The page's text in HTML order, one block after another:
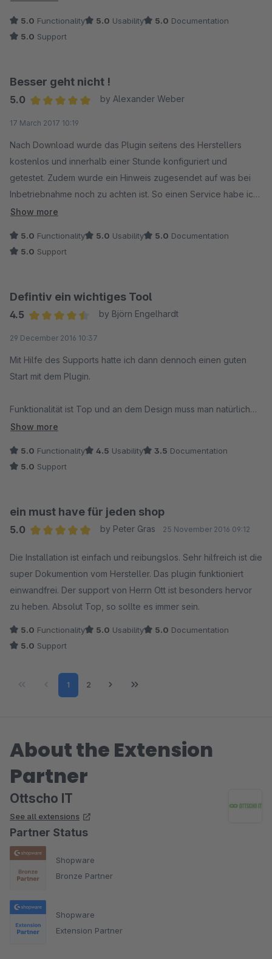
5.0 Functionality 5.0 Usability 5.0 Documentation
5.0 Support
Besser geht nicht !
5.0
by Alexander Weber
17 March 2017 10:19
Nach Download wurde das Plugin seitens des Herstellers
kostenlos und innerhalb einer Stunde konfiguriert und
getestet. Zudem wurde ein Hinweis zugesendet auf was bei
Inbetriebnahme noch zu achten ist. So einen Service habe ich
noch nicht erlebt. Bravo !
Show more
5.0 Functionality 5.0 Usability 5.0 Documentation
5.0 Support
Defintiv ein wichtiges Tool
4.5
by Björn Engelhardt
29 December 2016 10:37
Mit Hilfe des Supports hatte ich dann dennoch einen guten
Start mit dem Plugin.
Funktionalität ist Top und an dem Design muss man natürlich
arbeiten. Dennoch funktioniert alles und erfüllt seinen Zweck,
Show more
5.0 Functionality 4.5 Usability 3.5 Documentation
5.0 Support
ein must have für jeden shop
5.0
by Peter Gras 25 November 2016 09:12
Die Installation ist einfach und reibungslos. Sehr hilfreich ist die
super Dokumention vom Hersteller. Das plugin funktioniert
einwandfrei. Der support von Herrn Ott ist besonders hervor
zu heben. Absolut Top, so sollte es immer sein.
5.0 Functionality 5.0 Usability 5.0 Documentation
5.0 Support
Page
1 Page
2
About the Extension
Partner
Ottscho IT
See all extensions
Partner Status
Shopware
Bronze Partner
Shopware
Extension Partner